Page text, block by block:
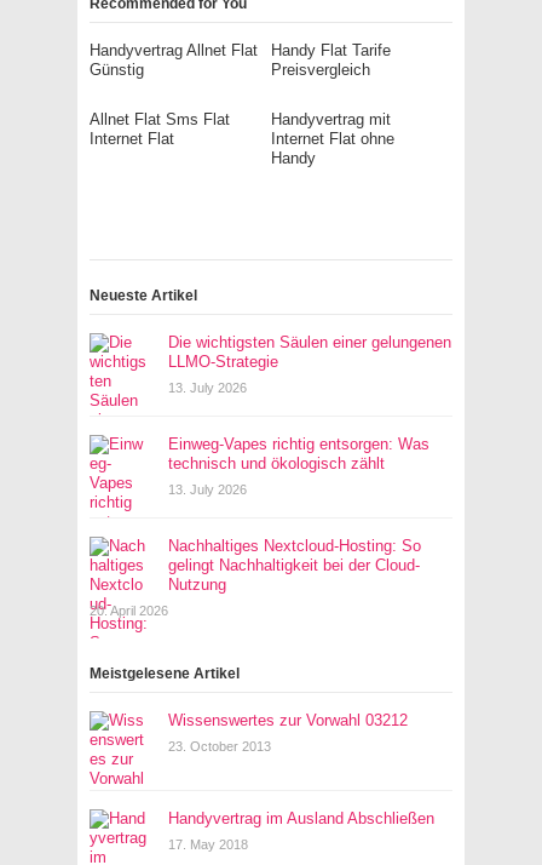
Recommended for You
Handyvertrag Allnet Flat
Günstig
Handy Flat Tarife
Preisvergleich
Allnet Flat Sms Flat
Internet Flat
Handyvertrag mit
Internet Flat ohne
Handy
Neueste Artikel
Die wichtigsten Säulen einer gelungenen
LLMO-Strategie
13. July 2026
Einweg-Vapes richtig entsorgen: Was
technisch und ökologisch zählt
13. July 2026
Nachhaltiges Nextcloud-Hosting: So
gelingt Nachhaltigkeit bei der Cloud-
Nutzung
20. April 2026
Meistgelesene Artikel
Wissenswertes zur Vorwahl 03212
23. October 2013
Handyvertrag im Ausland Abschließen
17. May 2018